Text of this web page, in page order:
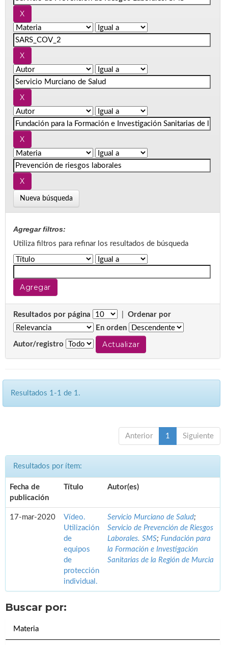
Nueva búsqueda
Agregar filtros:
Utiliza filtros para refinar los resultados de búsqueda
Resultados por página
Ordenar por
En orden
Autor/registro
Resultados 1-1 de 1.
Anterior 1 Siguiente
Resultados por ítem:
Fecha de
publicación
Título Autor(es)
17-mar-2020
Vídeo.
Utilización
de
equipos
de
protección
individual.
Servicio Murciano de Salud;
Servicio de Prevención de Riesgos
Laborales. SMS; Fundación para
la Formación e Investigación
Sanitarias de la Región de Murcia
Buscar por:
Materia